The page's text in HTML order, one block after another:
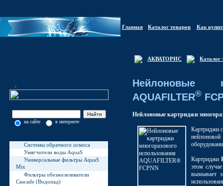
Главная Каталог товаров Как
на сайте в интернете
Системы обратного осмоса
Умягчители воды AquaS
Универсальные фильтры AquaS
Mix
Фильтры обезжелезиватели
Cascade (Водопад)
АКВАТОРИС Каталог
Нейлоновые
AQUAFILTER®
Нейлоновые картриджи
Картриджи
Картриджи
этом
вымывает